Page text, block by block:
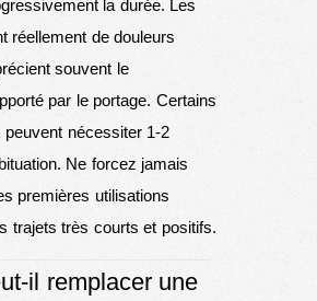
la durée. Les
réellement de douleurs
souvent le
par le portage. Certains
nécessiter 1-2
Ne forcez jamais
premières utilisations
trajets très courts et positifs.
il remplacer une